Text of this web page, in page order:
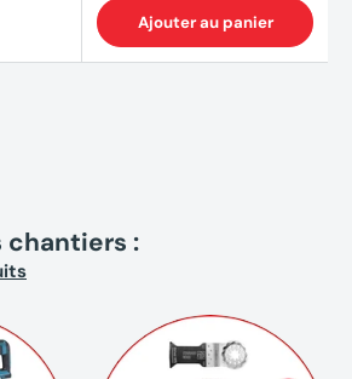
Ajouter au panier
chantiers :